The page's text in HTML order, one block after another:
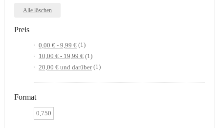
Alle löschen
Preis
0,00 € - 9,99 € (1)
10,00 € - 19,99 € (1)
20,00 € und darüber(1)
Format
0,750